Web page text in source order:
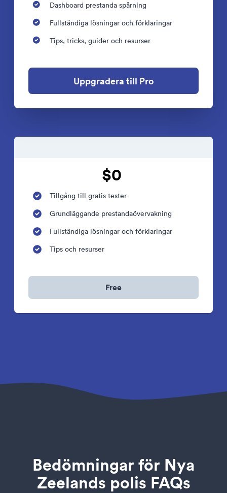
Dashboard prestanda spårning
Fullständiga lösningar och förklaringar
Tips, tricks, guider och resurser
Uppgradera till Pro
$0
Tillgång till gratis tester
Grundläggande prestandaövervakning
Fullständiga lösningar och förklaringar
Tips och resurser
Free
Bedömningar för Nya
Zeelands polis FAQs